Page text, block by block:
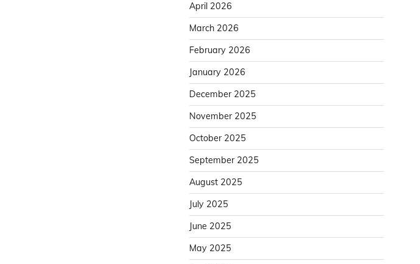
April 2026
March 2026
February 2026
January 2026
December 2025
November 2025
October 2025
September 2025
August 2025
July 2025
June 2025
May 2025